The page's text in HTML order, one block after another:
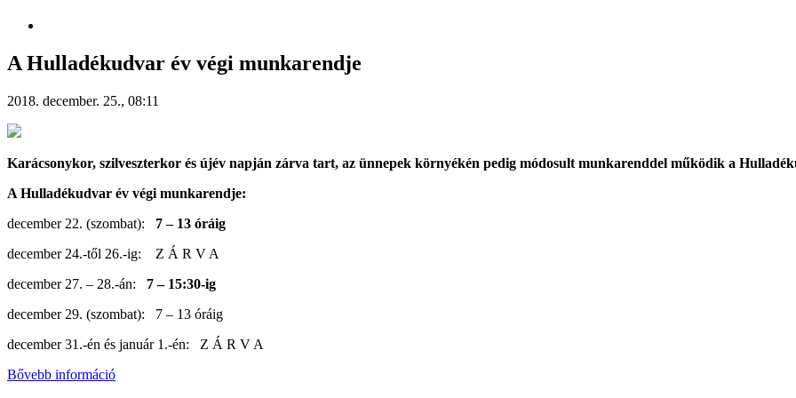
A Hulladékudvar év végi munkarendje
2018. december. 25., 08:11
Karácsonykor, szilveszterkor és újév napján zárva tart, az ünnepek környékén pedig módosult munkarenddel működik a
A Hulladékudvar év végi munkarendje:
december 22. (szombat): 7 – 13 óráig
december 24.-től 26.-ig: Z Á R V A
december 27. – 28.-án: 7 – 15:30-ig
december 29. (szombat): 7 – 13 óráig
december 31.-én és január 1.-én: Z Á R V A
Bővebb információ